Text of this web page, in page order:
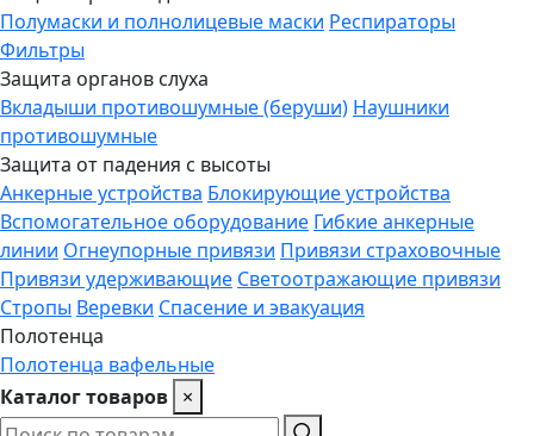
Полумаски и полнолицевые маски Респираторы
Фильтры
Защита органов слуха
Вкладыши противошумные (беруши) Наушники
противошумные
Защита от падения с высоты
Анкерные устройства Блокирующие устройства
Вспомогательное оборудование Гибкие анкерные
линии Огнеупорные привязи Привязи страховочные
Привязи удерживающие Светоотражающие привязи
Стропы Веревки Спасение и эвакуация
Полотенца
Полотенца вафельные
Каталог товаров ×